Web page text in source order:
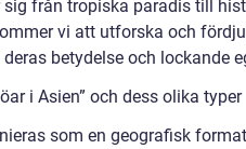
sig från tropiska paradis till
vi att utforska och
betydelse och lockande
i Asien” och dess olika typer
som en geografisk